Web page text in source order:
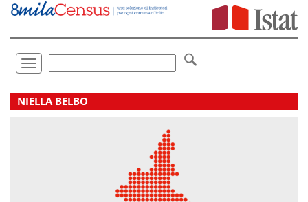
Vai
direttamente
Toggle
navigation
.
NIELLA BELBO